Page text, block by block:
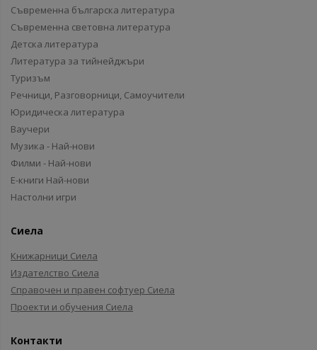
Съвременна българска литература
Съвременна световна литература
Детска литература
Литература за тийнейджъри
Туризъм
Речници, Разговорници, Самоучители
Юридическа литература
Ваучери
Музика - Най-нови
Филми - Най-нови
Е-книги Най-нови
Настолни игри
Сиела
Книжарници Сиела
Издателство Сиела
Справочен и правен софтуер Сиела
Проекти и обучения Сиела
Контакти